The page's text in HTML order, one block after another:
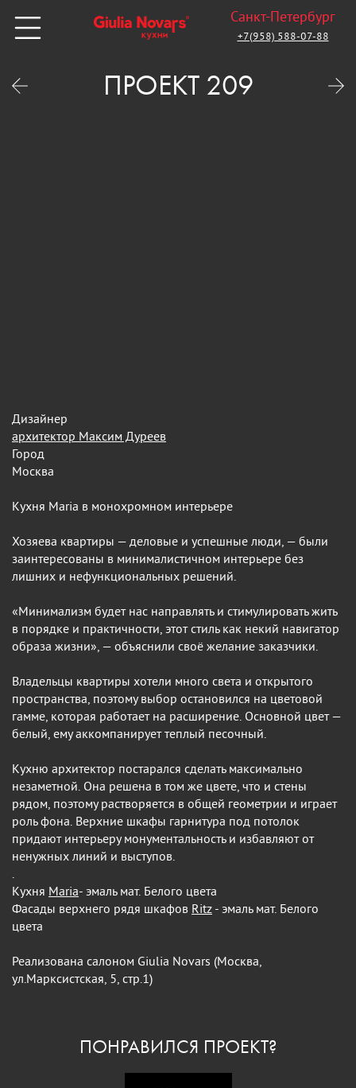
Санкт-Петербург
+7(958) 588-07-88
ПРОЕКТ 209
Дизайнер
архитектор Максим Дуреев
Город
Москва
Кухня Maria в монохромном интерьере
Хозяева квартиры — деловые и успешные люди, — были
заинтересованы в минималистичном интерьере без
лишних и нефункциональных решений.
«Минимализм будет нас направлять и стимулировать жить
в порядке и практичности, этот стиль как некий навигатор
образа жизни», — объяснили своё желание заказчики.
Владельцы квартиры хотели много света и открытого
пространства, поэтому выбор остановился на цветовой
гамме, которая работает на расширение. Основной цвет —
белый, ему аккомпанирует теплый песочный.
Кухню архитектор постарался сделать максимально
незаметной. Она решена в том же цвете, что и стены
рядом, поэтому растворяется в общей геометрии и играет
роль фона. Верхние шкафы гарнитура под потолок
придают интерьеру монументальность и избавляют от
ненужных линий и выступов.
.
Кухня Maria- эмаль мат. Белого цвета
Фасады верхнего рядя шкафов Ritz - эмаль мат. Белого
цвета
Реализована салоном Giulia Novars (Москва,
ул.Марксистская, 5, стр.1)
ПОНРАВИЛСЯ ПРОЕКТ?